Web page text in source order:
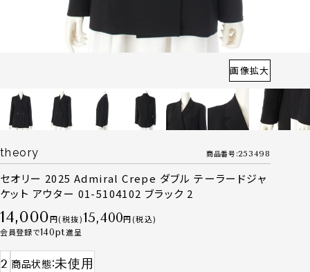
画像拡大
theory 商品番号 253498
セオリー 2025 Admiral Crepe ダブル テーラードジャ
ケット アウター 01-5104102 ブラック 2
14,000 税抜 15,400
税込
会員登録で140 進呈
2 商品状態 未使用